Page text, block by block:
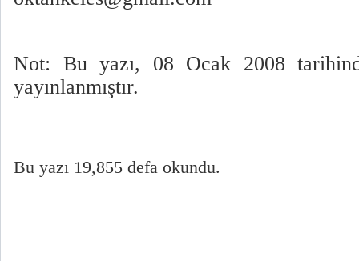
Not: Bu yazı, 08 Ocak 2008
yayınlanmıştır.
Bu yazı 19,855 defa okundu.